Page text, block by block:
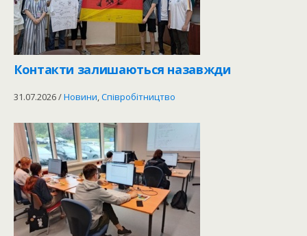
Контакти залишаються назавжди
31.07.2026/Новини,Співробітництво